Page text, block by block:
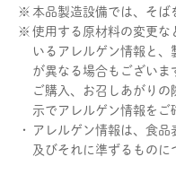
※ 本品製造設備では、そば
※ 使用する原材料の変更な
いるアレルゲン情報と
が異なる場合もございま
ご購入、お召しあがり
示でアレルゲン情報をご
・
アレルゲン情報は、食
及びそれに準ずるものに